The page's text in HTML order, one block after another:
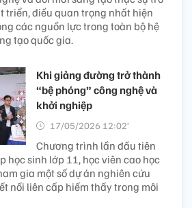
triển, điều quan trọng nhất hiện
các nguồn lực trong toàn bộ hệ
tạo quốc gia.
Khi giảng đường trở thành
“bệ phóng” công nghệ và
khởi nghiệp
17/05/2026 12:02’
Chương trình lần đầu tiên
học sinh lớp 11, học viên cao học
gia một số dự án nghiên cứu
nối liên cấp hiếm thấy trong môi